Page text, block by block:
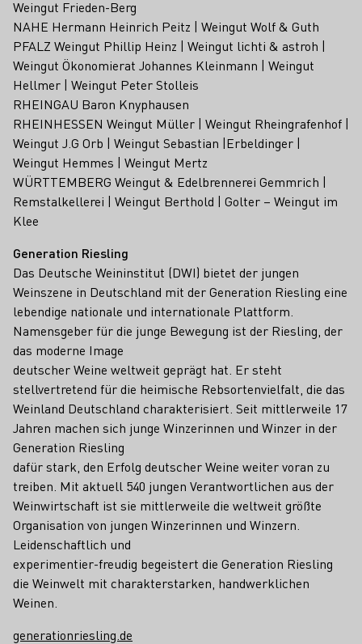
Weingut Frieden-Berg
NAHE Hermann Heinrich Peitz | Weingut Wolf & Guth
PFALZ Weingut Phillip Heinz | Weingut lichti & astroh |
Weingut Ökonomierat Johannes Kleinmann | Weingut
Hellmer | Weingut Peter Stolleis
RHEINGAU Baron Knyphausen
RHEINHESSEN Weingut Müller | Weingut Rheingrafenhof |
Weingut J.G Orb | Weingut Sebastian |Erbeldinger |
Weingut Hemmes | Weingut Mertz
WÜRTTEMBERG Weingut & Edelbrennerei Gemmrich |
Remstalkellerei | Weingut Berthold | Golter – Weingut im
Klee
Generation Riesling
Das Deutsche Weininstitut (DWI) bietet der jungen
Weinszene in Deutschland mit der Generation Riesling eine
lebendige nationale und internationale Plattform.
Namensgeber für die junge Bewegung ist der Riesling, der
das moderne Image
deutscher Weine weltweit geprägt hat. Er steht
stellvertretend für die heimische Rebsortenvielfalt, die das
Weinland Deutschland charakterisiert. Seit mittlerweile 17
Jahren machen sich junge Winzerinnen und Winzer in der
Generation Riesling
dafür stark, den Erfolg deutscher Weine weiter voran zu
treiben. Mit aktuell 540 jungen Verantwortlichen aus der
Weinwirtschaft ist sie mittlerweile die weltweit größte
Organisation von jungen Winzerinnen und Winzern.
Leidenschaftlich und
experimentier-freudig begeistert die Generation Riesling
die Weinwelt mit charakterstarken, handwerklichen
Weinen.
generationriesling.de